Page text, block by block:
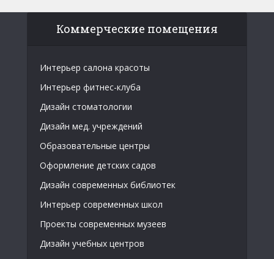
Коммерческие помещения
Интерьер салона красоты
Интерьер фитнес-клуба
Дизайн стоматологии
Дизайн мед. учреждений
Образовательные центры
Оформление детских садов
Дизайн современных библиотек
Интерьер современных школ
Проекты современных музеев
Дизайн учебных центров